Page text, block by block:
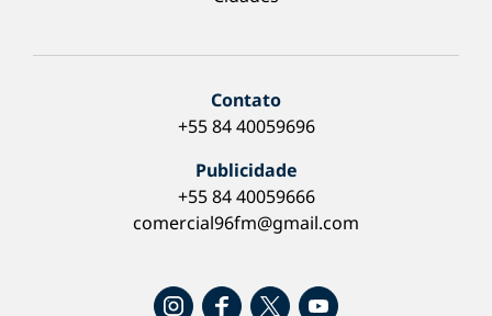
Contato
+55 84 40059696
Publicidade
+55 84 40059666
comercial96fm@gmail.com